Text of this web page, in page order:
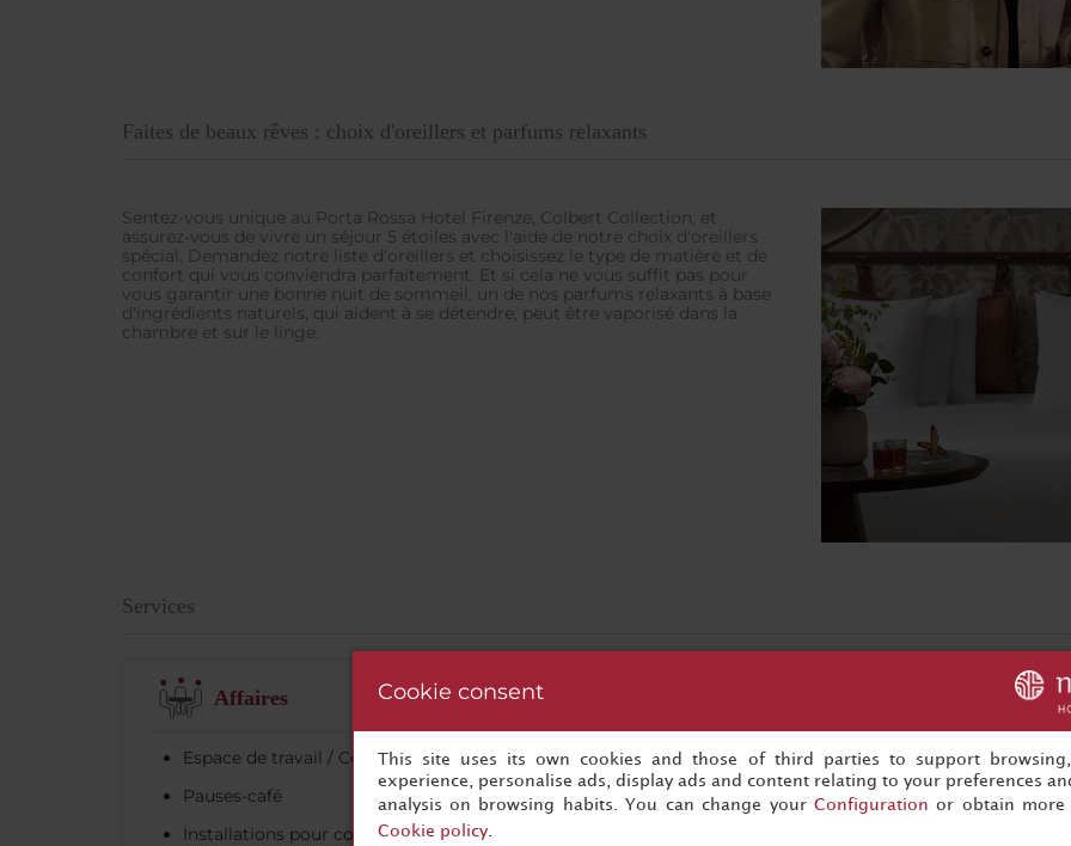
Faites de beaux rêves : choix d'oreillers et parfums relaxants
Sentez-vous unique au Porta Rossa Hotel Firenze, Colbert Collection, et
assurez-vous de vivre un séjour 5 étoiles avec l'aide de notre choix d'oreillers
spécial. Demandez notre liste d'oreillers et choisissez le type de matière et de
confort qui vous conviendra parfaitement. Et si cela ne vous suffit pas pour
vous garantir une bonne nuit de sommeil, un de nos parfums relaxants à base
d'ingrédients naturels, qui aident à se détendre, peut être vaporisé dans la
chambre et sur le linge.
Services
Affaires
Espace de travail / Centre d’affaires
Pauses-café
Installations pour conférence
Installations pour banquets
Formules pour les évènements
Code Promo
Rechercher
Cookie consent
This site uses its own cookies and those of third parties to support
experience, personalise ads, display ads and content relating to your preferences
analysis on browsing habits. You can change your Configuration or obtain
Cookie policy.